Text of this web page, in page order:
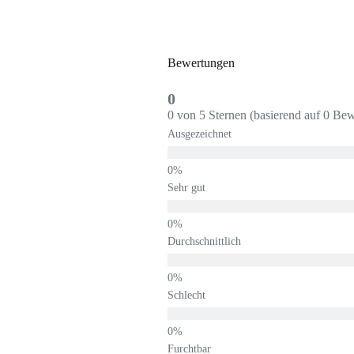
Bewertungen
0
0 von 5 Sternen (basierend auf 0
Ausgezeichnet
Sehr gut
Durchschnittlich
Schlecht
Furchtbar